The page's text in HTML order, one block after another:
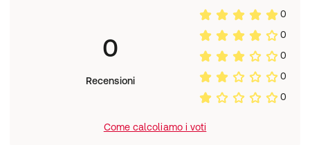
0
Recensioni
0
0
0
0
0
Come calcoliamo i voti